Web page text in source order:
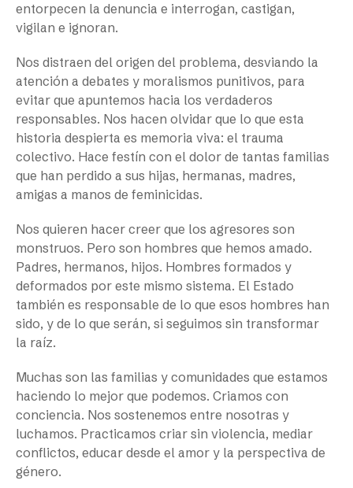
entorpecen la denuncia e interrogan, castigan,
vigilan e ignoran.
Nos distraen del origen del problema, desviando la
atención a debates y moralismos punitivos, para
evitar que apuntemos hacia los verdaderos
responsables. Nos hacen olvidar que lo que esta
historia despierta es memoria viva: el trauma
colectivo. Hace festín con el dolor de tantas familias
que han perdido a sus hijas, hermanas, madres,
amigas a manos de feminicidas.
Nos quieren hacer creer que los agresores son
monstruos. Pero son hombres que hemos amado.
Padres, hermanos, hijos. Hombres formados y
deformados por este mismo sistema. El Estado
también es responsable de lo que esos hombres han
sido, y de lo que serán, si seguimos sin transformar
la raíz.
Muchas son las familias y comunidades que estamos
haciendo lo mejor que podemos. Criamos con
conciencia. Nos sostenemos entre nosotras y
luchamos. Practicamos criar sin violencia, mediar
conflictos, educar desde el amor y la perspectiva de
género.